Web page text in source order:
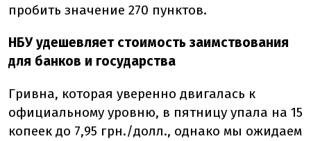
пробить значение 270 пунктов.
НБУ удешевляет стоимость заимствования
для банков и государства
Гривна, которая уверенно двигалась к
официальному уровню, в пятницу упала на 15
копеек до 7,95 грн./долл., однако мы ожидаем